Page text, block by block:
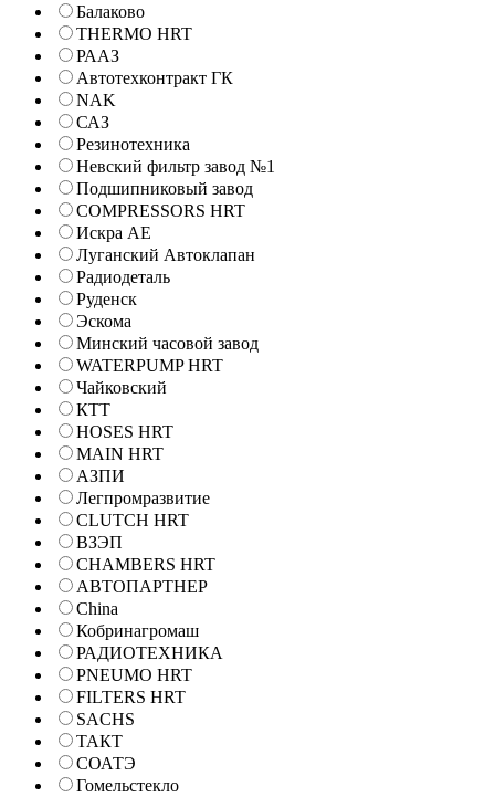
Балаково
THERMO HRT
РААЗ
Автотехконтракт ГК
NAK
САЗ
Резинотехника
Невский фильтр завод №1
Подшипниковый завод
COMPRESSORS HRT
Искра АЕ
Луганский Автоклапан
Радиодеталь
Руденск
Эскома
Минский часовой завод
WATERPUMP HRT
Чайковский
КТТ
HOSES HRT
MAIN HRT
АЗПИ
Легпромразвитие
CLUTCH HRT
ВЗЭП
CHAMBERS HRT
АВТОПАРТНЕР
China
Кобринагромаш
РАДИОТЕХНИКА
PNEUMO HRT
FILTERS HRT
SACHS
ТАКТ
СОАТЭ
Гомельстекло